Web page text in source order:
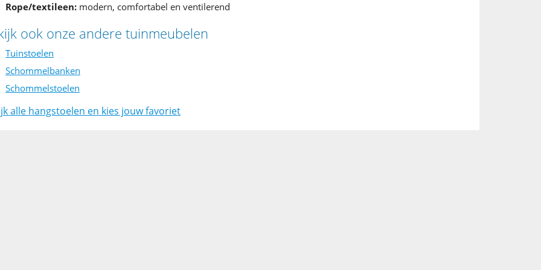
Rope/textileen: modern, comfortabel en ventilerend
ook onze andere tuinmeubelen
Tuinstoelen
Schommelbanken
Schommelstoelen
alle hangstoelen en kies jouw favoriet